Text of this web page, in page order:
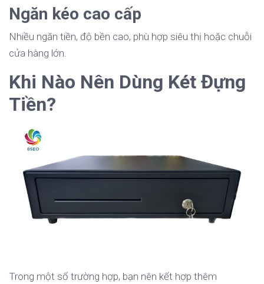
Ngăn kéo cao cấp
Nhiều ngăn tiền, độ bền cao, phù hợp siêu thị hoặc chuỗi
cửa hàng lớn.
Khi Nào Nên Dùng Két Đựng
Tiền?
Trong một số trường hợp, bạn nên kết hợp thêm